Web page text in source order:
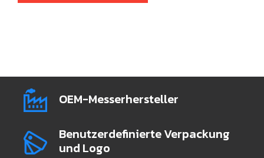
OEM-Messerhersteller
Benutzerdefinierte Verpackung
und Logo